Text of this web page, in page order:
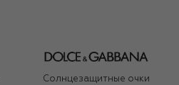
Солнцезащитные очки